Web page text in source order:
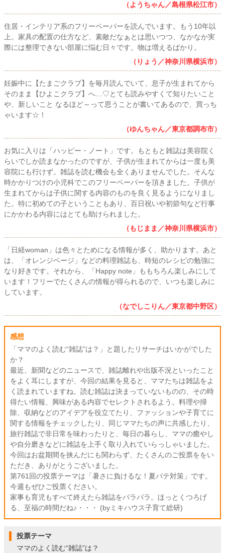
（ようちゃん／島根県松江市）
住居・インテリア系のフリーペーパーを読んでいます。もう10年以
上。家具の配置の仕方など、素敵だなぁとは思いつつ、なかなか実
際には整理できない部屋に悩む日々です。物は増えるばかり。
（りょう／神奈川県横浜市）
妊娠中に【たまごクラブ】を毎月読んでいて、息子が生まれてから
そのまま【ひよこクラブ】へ…♡とても読みやすくて知りたいこと
や、新しいこと なるほど～って思うことが書いてあるので、買っち
ゃいます☆！
（ゆんちゃん／東京都調布市）
お気に入りは「ハッピー・ノート」です。もともと雑誌は美容院く
らいでしか読まなかったのですが、子供が生まれてからは一度も美
容院にも行けず。雑誌を読む機会も全くありませんでした。そんな
時かかりつけの小児科でこのフリーペーパーを頂きました。子供が
生まれてからは子供に関する内容のものを良く見るようになりまし
た。特に初めての子ということもあり、百日祝いや初節句など行事
にかかわる内容にはとても助けられました。
（もじまま／神奈川県横浜市）
「日経woman」は色々とためになる情報が多く、助かります。あと
は、「オレンジページ」などの料理雑誌も、時短のレシピの勉強に
なり好きです。それから、「Happy note」ももちろん楽しみにして
います！フリーでたくさんの情報が得られるので、いつも楽しみに
しています。
（なでしこりん／東京都中野区）
感想
「ママのよく読む“雑誌”は？」と題したリサーチはいかがでした
か？
最近、新聞などのニュースで、雑誌離れや出版不況といったこと
をよく耳にしますが、今回の結果を見ると、ママたちは雑誌をよ
く読まれていますね。読む雑誌は決まっていないものの、その時
得たい情報、興味がある内容でセレクトされるよう。料理や掃
除、収納などのアイデアを役立てたり、ファッションや子育てに
関する情報をチェックしたり、同じママたちの声に共感したり、
旅行雑誌で非日常を味わったりと、毎日の暮らし、ママの癒やし
や自分磨きなどに雑誌を上手く取り入れていらっしゃいました。
今回はお盆期間を挟んだにも関わらず、たくさんのご投票ををい
ただき、ありがとうございました。
第761回の投票テーマは「暑さに負けるな！夏バテ対策」です。
今週もぜひご投票ください。
家事も育児もすべて終えたら雑誌をパラパラ。ほっとくつろげ
る、至福の時間だね♪・・・ (byミキハウス子育て総研)
投票テーマ
ママのよく読む“雑誌”は？